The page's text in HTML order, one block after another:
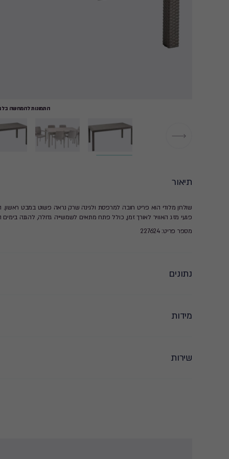
התמונות להמחשה
תיאור
שולחן מלודי הוא פריט חובה למרפסת ולגינה שרק נראה פשוט במבט ראשון.
פגעי מזג האוויר לאורך זמן, כולל פתח מתאים לשמשייה גדולה, להגנה בימים
מספר פריט: 227624
נתונים
מידות
שירות